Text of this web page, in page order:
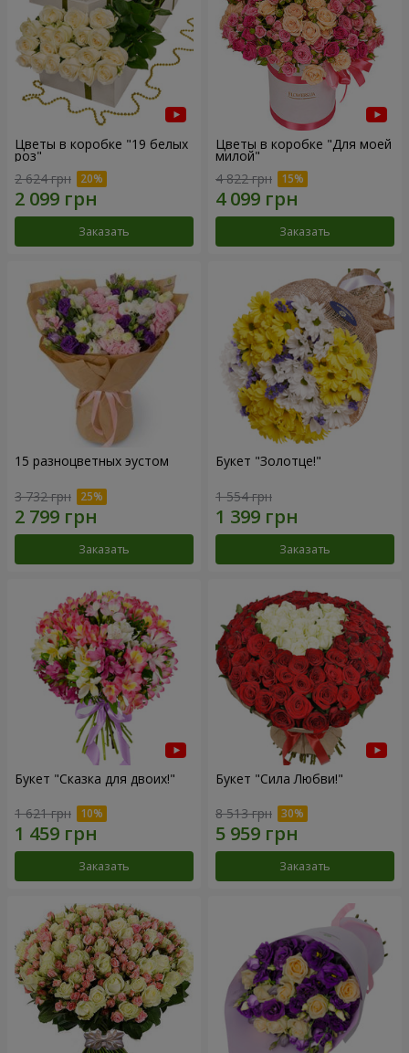
Цветы в коробке "19 белых
роз"
2 624 грн
Заказать
Цветы в коробке "Для моей
милой"
4 822 грн
Заказать
15 разноцветных эустом
3 732 грн
Заказать
Букет "Золотце!"
1 554 грн
Заказать
Букет "Сказка для двоих!"
1 621 грн
Заказать
Букет "Сила Любви!"
8 513 грн
Заказать